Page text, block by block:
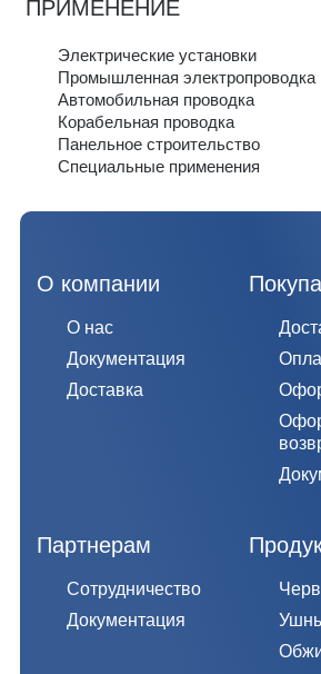
ПРИМЕНЕНИЕ
Электрические установки
Промышленная электропроводка
Автомобильная проводка
Корабельная проводка
Панельное строительство
Специальные применения
О компании
О нас
Документация
Доставка
Партнерам
Сотрудничество
Документация